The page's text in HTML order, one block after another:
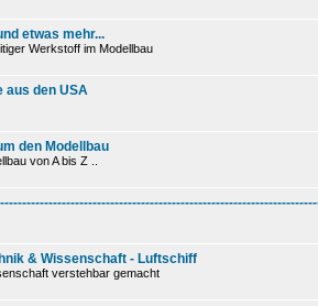
etwas mehr...
Werkstoff im Modellbau
aus den USA
den Modellbau
von A bis Z ..
& Wissenschaft - Luftschiff
verstehbar gemacht